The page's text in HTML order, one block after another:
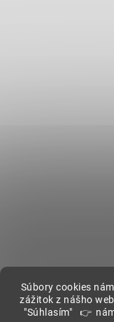
Súbory cookies
zážitok z nášho
"Súhlasím" 👉